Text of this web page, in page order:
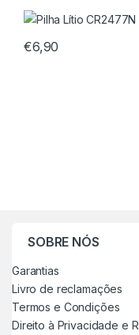
€6,90
SOBRE NÓS
Garantias
Livro de reclamações
Termos e Condições
Direito à Privacidade e